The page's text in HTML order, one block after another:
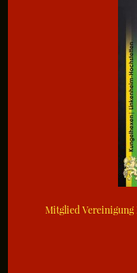
Mitglied Vereinigung